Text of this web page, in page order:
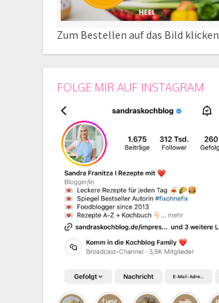
Zum Bestellen auf das Bild klicken
FOLGE MIR AUF INSTAGRAM